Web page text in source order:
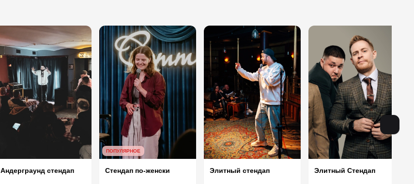
Андерграунд стендап
ПОПУЛЯРНОЕ
Стендап по-женски Элитный стендап Элитный Стендап